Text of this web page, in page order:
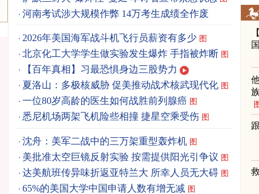
河南考试涉大规模作弊 14万考生成绩全作废
2026年美国海军战斗机飞行员薪资有多少 图
北京化工大学学生做实验发生爆炸 手指被炸断 图
【百年真相】习最恐惧身边三股势力
夏洛山：多极核威胁 促美推动战术核武现代化 图
一位80岁高龄的医生如何战胜前列腺癌 图
悉尼机场两架飞机险些相撞 捷星空乘受伤 图
沈舟：美军二战中的三万架重型轰炸机 图
美批准太空巨镜反射实验 按需提供阳光引争议 图
达美航班传异味折返亚特兰大 所幸人员无大碍 图
65%的美国大学中国申请人数有增无减 图